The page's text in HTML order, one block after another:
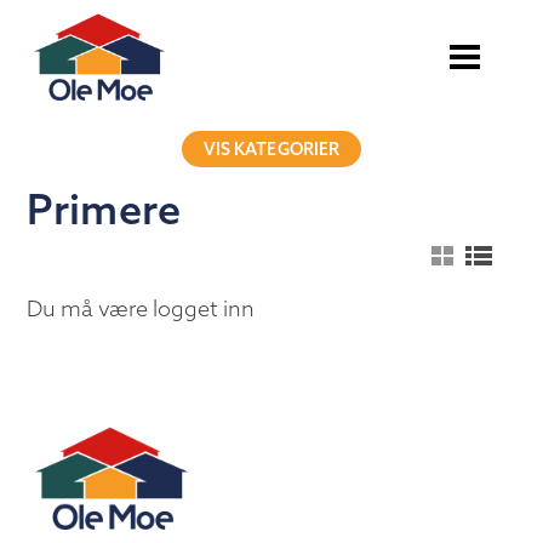
VIS KATEGORIER
Primere
Du må være logget inn